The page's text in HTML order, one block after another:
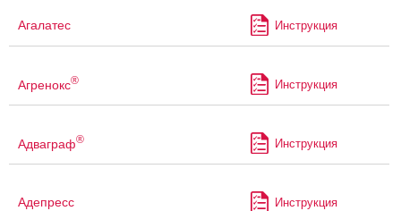
Агалатес Инструкция
Агренокс® Инструкция
Адваграф® Инструкция
Адепресс Инструкция